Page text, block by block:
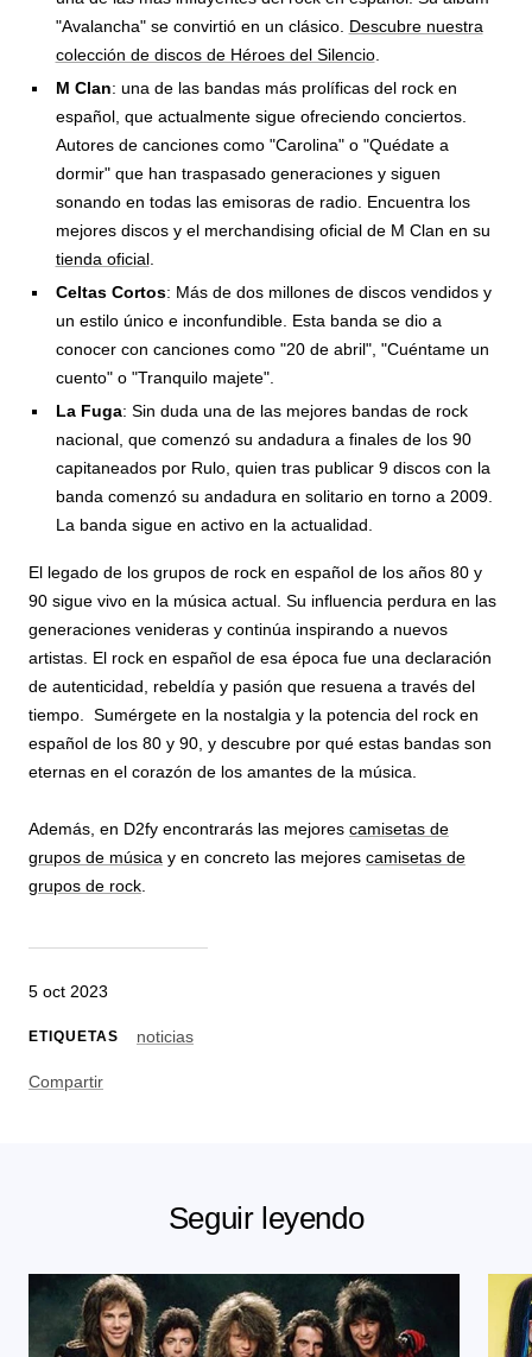
5 oct 2023
ETIQUETAS noticias
Compartir
"Avalancha" se convirtió en un clásico. Descubre nuestra
colección de discos de Héroes del Silencio.
M Clan: una de las bandas más prolíficas del rock en
español, que actualmente sigue ofreciendo conciertos.
Autores de canciones como "Carolina" o "Quédate a
dormir" que han traspasado generaciones y siguen
sonando en todas las emisoras de radio. Encuentra los
mejores discos y el merchandising oficial de M Clan en su
tienda oficial.
Celtas Cortos: Más de dos millones de discos vendidos y
un estilo único e inconfundible. Esta banda se dio a
conocer con canciones como "20 de abril", "Cuéntame un
cuento" o "Tranquilo majete".
La Fuga: Sin duda una de las mejores bandas de rock
nacional, que comenzó su andadura a finales de los 90
capitaneados por Rulo, quien tras publicar 9 discos con la
banda comenzó su andadura en solitario en torno a 2009.
La banda sigue en activo en la actualidad.
El legado de los grupos de rock en español de los años 80 y
90 sigue vivo en la música actual. Su influencia perdura en las
generaciones venideras y continúa inspirando a nuevos
artistas. El rock en español de esa época fue una declaración
de autenticidad, rebeldía y pasión que resuena a través del
tiempo. Sumérgete en la nostalgia y la potencia del rock en
español de los 80 y 90, y descubre por qué estas bandas son
eternas en el corazón de los amantes de la música.
Además, en D2fy encontrarás las mejores camisetas de
grupos de música y en concreto las mejores camisetas de
grupos de rock
Seguir leyendo